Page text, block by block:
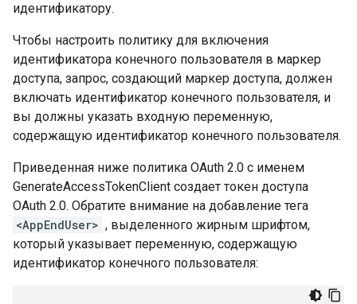
идентификатору.
Чтобы настроить политику для включения
идентификатора конечного пользователя в маркер
доступа, запрос, создающий маркер доступа, должен
включать идентификатор конечного пользователя, и
вы должны указать входную переменную,
содержащую идентификатор конечного пользователя.
Приведенная ниже политика OAuth 2.0 с именем
GenerateAccessTokenClient создает токен доступа
OAuth 2.0. Обратите внимание на добавление тега
<AppEndUser> , выделенного жирным шрифтом,
который указывает переменную, содержащую
идентификатор конечного пользователя: